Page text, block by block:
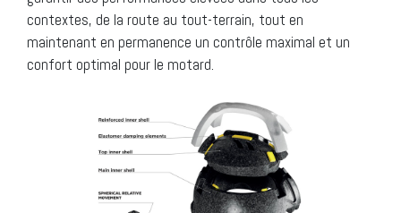
contextes, de la route au tout-terrain, tout en
maintenant en permanence un contrôle maximal et un
confort optimal pour le motard.